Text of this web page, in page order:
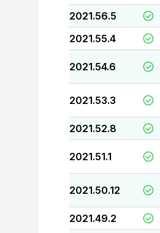
2021.56.5
2021.55.4
2021.54.6
2021.53.3
2021.52.8
2021.51.1
2021.50.12
2021.49.2